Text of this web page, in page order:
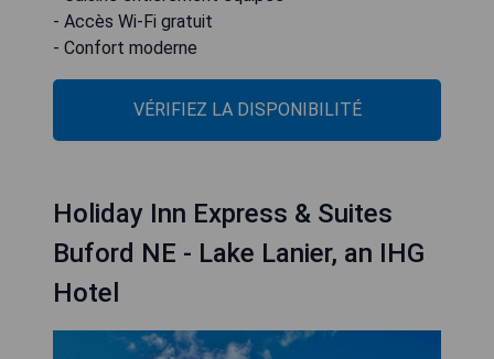
- Accès Wi-Fi gratuit
- Confort moderne
VÉRIFIEZ LA DISPONIBILITÉ
Holiday Inn Express & Suites
Buford NE - Lake Lanier, an IHG
Hotel